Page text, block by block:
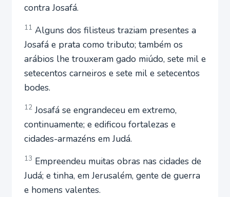
contra Josafá.
11 Alguns dos filisteus traziam presentes a
Josafá e prata como tributo; também os
arábios lhe trouxeram gado miúdo, sete mil e
setecentos carneiros e sete mil e setecentos
bodes.
12 Josafá se engrandeceu em extremo,
continuamente; e edificou fortalezas e
cidades-armazéns em Judá.
13 Empreendeu muitas obras nas cidades de
Judá; e tinha, em Jerusalém, gente de guerra
e homens valentes.